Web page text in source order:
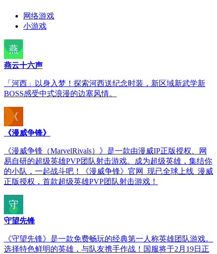
网络游戏
小游戏
燕云十六声
「河西」以身入梦！探索河西送纪念时装，新区域新武学新
BOSS感受中式浪漫的边塞风情。
《漫威争锋》
《漫威争锋（MarvelRivals）》是一款由漫威IP正版授权、网
易自研的超级英雄PVP团队射击游戏。成为超级英雄，集结你
的小队，一起战斗吧！《漫威争锋》官网_现已全球上线_漫威
正版授权，首款超级英雄PVP团队射击游戏！
守望先锋
《守望先锋》是一款免费畅玩的经典第一人称英雄团队游戏。
选择特色鲜明的英雄，与队友携手作战！国服将于2月19日正